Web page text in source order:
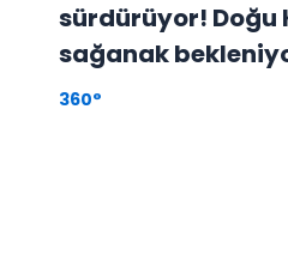
sürdürüyor! Doğu
sağanak
360°